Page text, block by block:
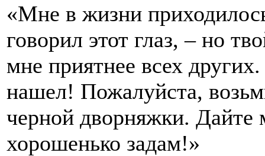
«Мне в жизни
говорил этот глаз, – но
мне приятнее всех
нашел! Пожалуйста,
черной дворняжки. Дайте
хорошенько задам!»